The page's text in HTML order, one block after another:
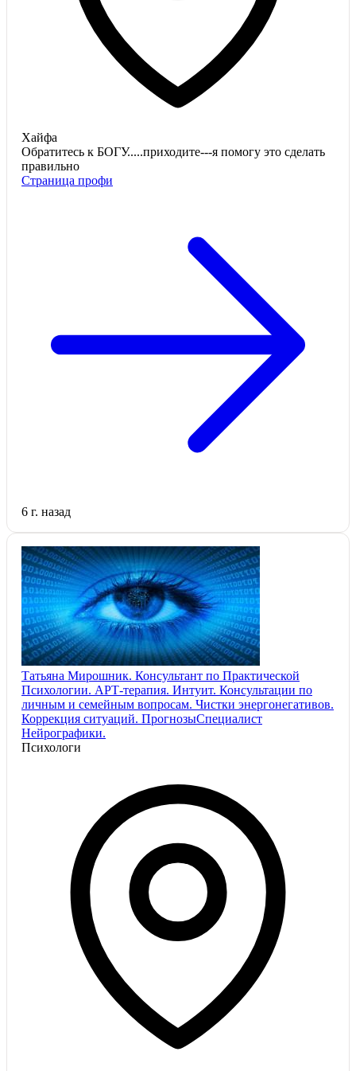
Хайфа
Обратитесь к БОГУ.....приходите---я помогу это сделать
правильно
Страница профи
6 г. назад
Татьяна Мирошник. Консультант по Практической
Психологии. АРТ-терапия. Интуит. Консультации по
личным и семейным вопросам. Чистки энергонегативов.
Коррекция ситуаций. ПрогнозыСпециалист
Нейрографики.
Психологи